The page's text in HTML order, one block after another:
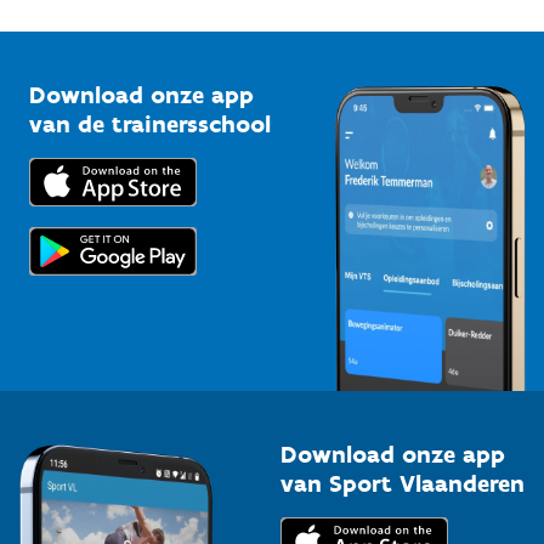
Bedrijven
Trainers en begeleiders
Topsporters
Vlaamse Trainersschool
Kennisplatform
Downloads
Voor de pers
Download onze app
van de trainersschool
Download onze app
van Sport Vlaanderen